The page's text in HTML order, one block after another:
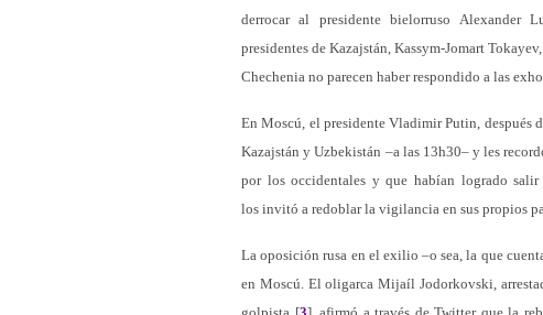
derrocar al presidente bielorruso Alexander
presidentes de Kazajstán, Kassym-Jomart
Chechenia no parecen haber respondido a las
En Moscú, el presidente Vladimir Putin, después
Kazajstán y Uzbekistán –a las 13h30– y les
por los occidentales y que habían logrado
los invitó a redoblar la vigilancia en sus propios
La oposición rusa en el exilio –o sea, la que
en Moscú. El oligarca Mijaíl Jodorkovski,